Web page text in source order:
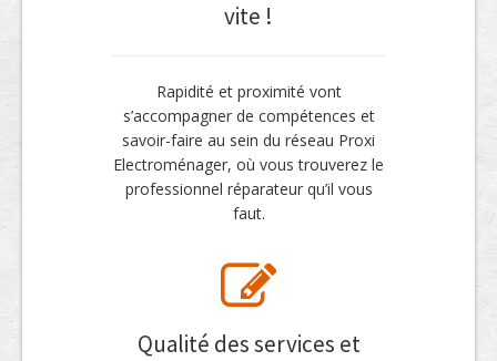
vite !
Rapidité et proximité vont
s’accompagner de compétences et
savoir-faire au sein du réseau Proxi
Electroménager, où vous trouverez le
professionnel réparateur qu’il vous
faut.
Qualité des services et